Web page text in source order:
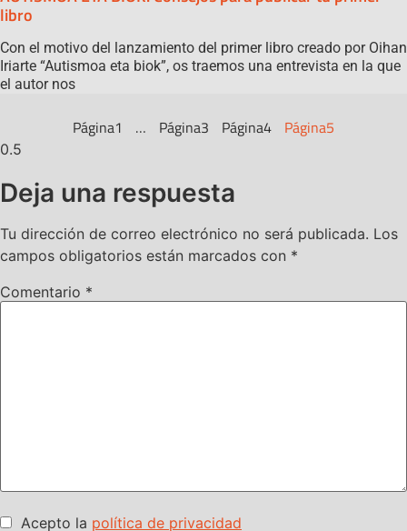
libro
Con el motivo del lanzamiento del primer libro creado por Oihan
Iriarte “Autismoa eta biok”, os traemos una entrevista en la que
el autor nos
Página1 … Página3 Página4 Página5
Deja una respuesta
Tu dirección de correo electrónico no será publicada. Los
campos obligatorios están marcados con *
Comentario *
Acepto la política de privacidad